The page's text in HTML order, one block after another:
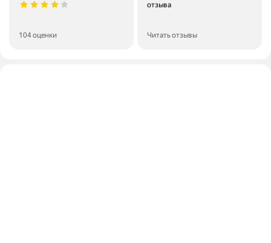
104 оценки
отзыва
Читать отзывы